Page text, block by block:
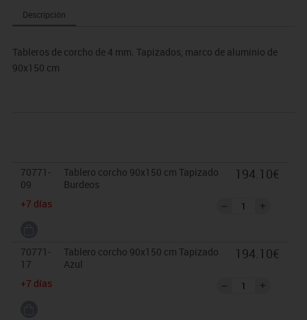
Descripción
Tableros de corcho de 4 mm. Tapizados, marco de aluminio de
90x150 cm
70771-
09
Tablero corcho 90x150 cm Tapizado
Burdeos
+7 días
194.10€
70771-
17
Tablero corcho 90x150 cm Tapizado
Azul
+7 días
194.10€